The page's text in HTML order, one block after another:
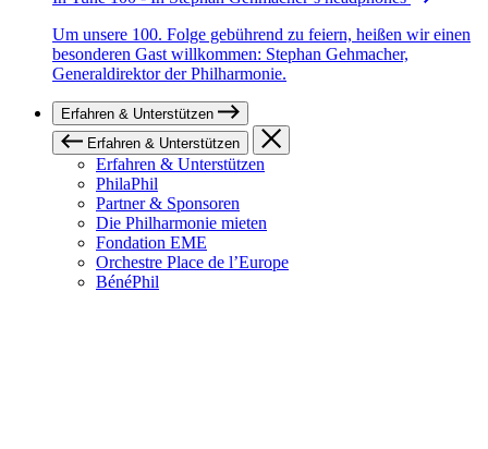
Um unsere 100. Folge gebührend zu feiern, heißen wir einen
besonderen Gast willkommen: Stephan Gehmacher,
Generaldirektor der Philharmonie.
Erfahren & Unterstützen
Erfahren & Unterstützen
Erfahren & Unterstützen
PhilaPhil
Partner & Sponsoren
Die Philharmonie mieten
Fondation EME
Orchestre Place de l’Europe
BénéPhil